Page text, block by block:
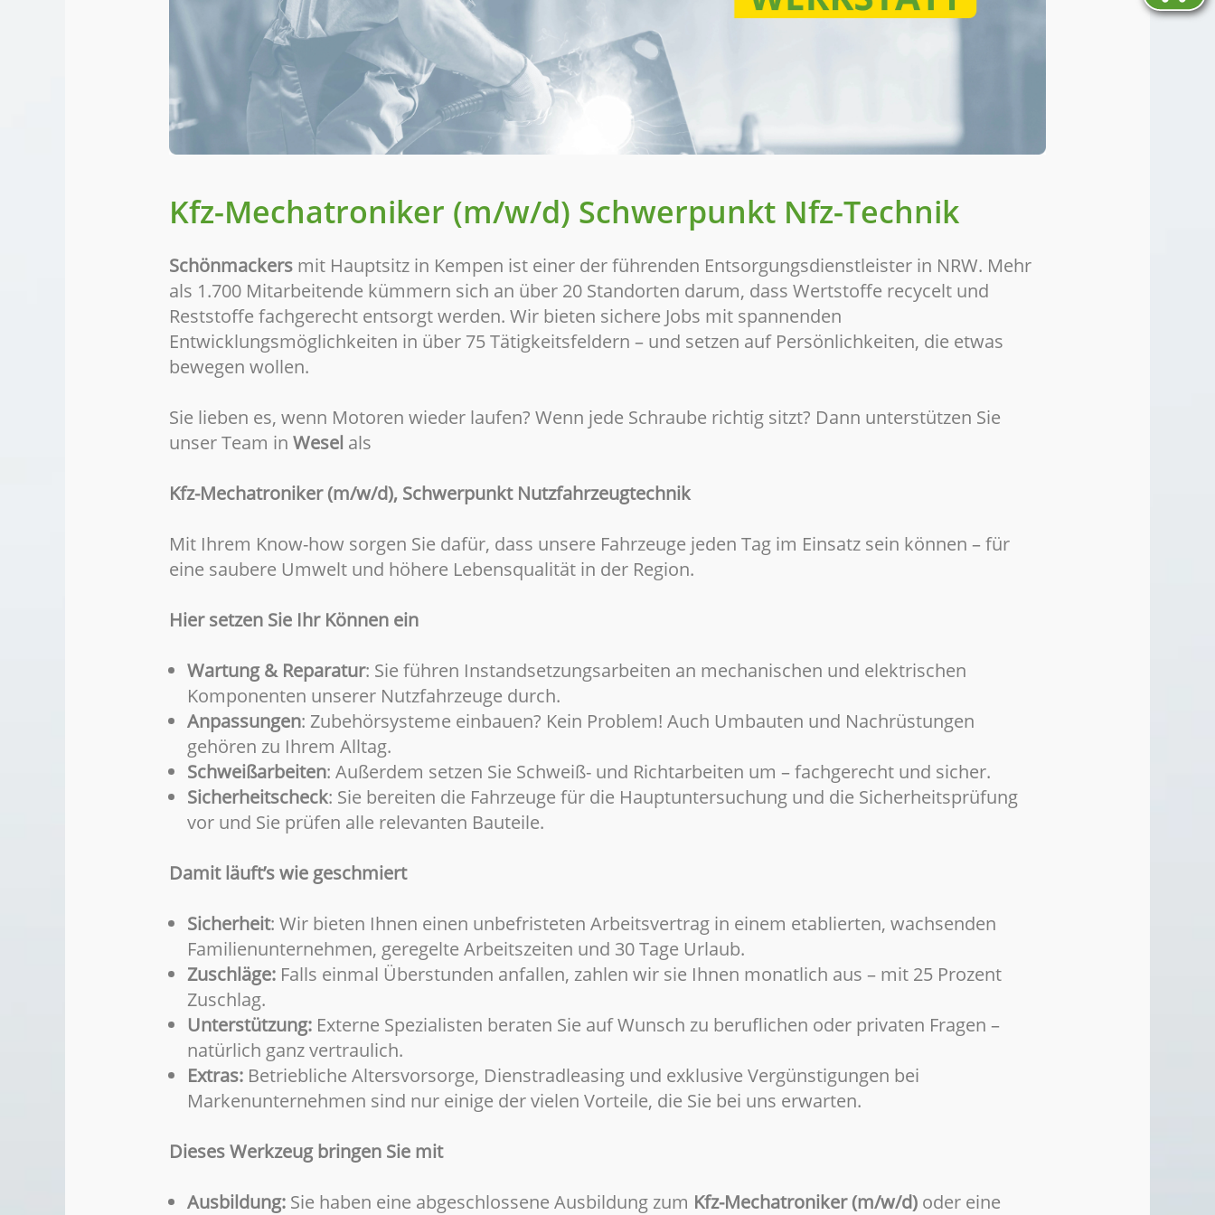
Kfz-Mechatroniker (m/w/d) Schwerpunkt Nfz-Technik
Schönmackers mit Hauptsitz in Kempen ist einer der führenden Entsorgungsdienstleister in NRW. Mehr
als 1.700 Mitarbeitende kümmern sich an über 20 Standorten darum, dass Wertstoffe recycelt und
Reststoffe fachgerecht entsorgt werden. Wir bieten sichere Jobs mit spannenden
Entwicklungsmöglichkeiten in über 75 Tätigkeitsfeldern – und setzen auf Persönlichkeiten, die etwas
bewegen wollen.
Sie lieben es, wenn Motoren wieder laufen? Wenn jede Schraube richtig sitzt? Dann unterstützen Sie
unser Team in Wesel als
Kfz-Mechatroniker (m/w/d), Schwerpunkt Nutzfahrzeugtechnik
Mit Ihrem Know-how sorgen Sie dafür, dass unsere Fahrzeuge jeden Tag im Einsatz sein können – für
eine saubere Umwelt und höhere Lebensqualität in der Region.
Hier setzen Sie Ihr Können ein
Wartung & Reparatur: Sie führen Instandsetzungsarbeiten an mechanischen und elektrischen
Komponenten unserer Nutzfahrzeuge durch.
Anpassungen: Zubehörsysteme einbauen? Kein Problem! Auch Umbauten und Nachrüstungen
gehören zu Ihrem Alltag.
Schweißarbeiten: Außerdem setzen Sie Schweiß- und Richtarbeiten um – fachgerecht und sicher.
Sicherheitscheck: Sie bereiten die Fahrzeuge für die Hauptuntersuchung und die Sicherheitsprüfung
vor und Sie prüfen alle relevanten Bauteile.
Damit läuft’swie geschmiert
Sicherheit: Wir bieten Ihnen einen unbefristeten Arbeitsvertrag in einem etablierten, wachsenden
Familienunternehmen, geregelte Arbeitszeiten und 30 Tage Urlaub.
Zuschläge: Falls einmal Überstunden anfallen, zahlen wir sie Ihnen monatlich aus – mit 25 Prozent
Zuschlag.
Unterstützung: Externe Spezialisten beraten Sie auf Wunsch zu beruflichen oder privaten Fragen –
natürlich ganz vertraulich.
Extras: Betriebliche Altersvorsorge, Dienstradleasing und exklusive Vergünstigungen bei
Markenunternehmen sind nur einige der vielen Vorteile, die Sie bei uns erwarten.
Dieses Werkzeug bringen Sie mit
Ausbildung: Sie haben eine abgeschlossene Ausbildung zum Kfz-Mechatroniker (m/w/d) oder eine